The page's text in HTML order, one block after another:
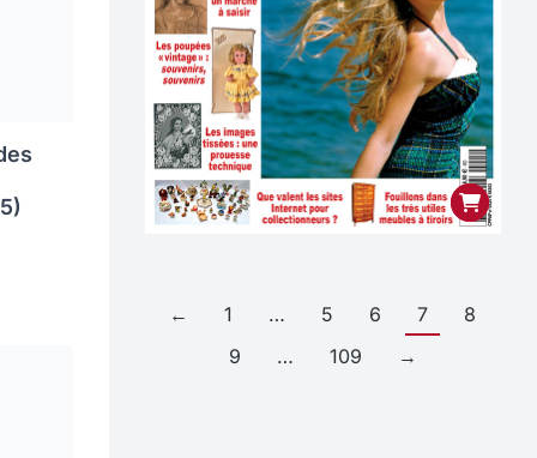
← 1 … 5 6 7
8
9
… 109 →